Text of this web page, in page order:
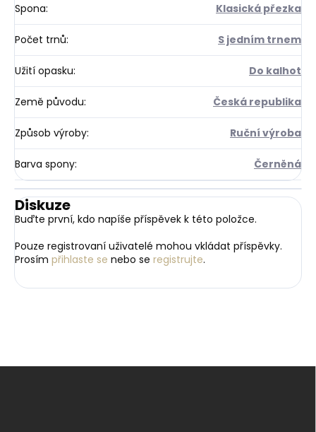
Spona: Klasická přezka
Počet trnů: S jedním trnem
Užití opasku: Do kalhot
Země původu: Česká republika
Způsob výroby: Ruční výroba
Barva spony: Černěná
Diskuze
Buďte první, kdo napíše příspěvek k této položce.
Pouze registrovaní uživatelé mohou vkládat příspěvky.
Prosím přihlaste se nebo se registrujte.